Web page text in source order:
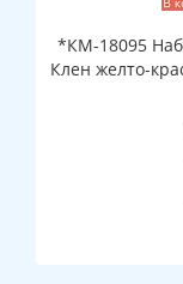
*КМ-18095
Клен желто-